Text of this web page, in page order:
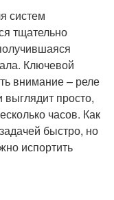
систем
тщательно
Ключевой
внимание – реле
просто,
часов. Как
быстро, но
испортить